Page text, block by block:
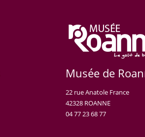
Musée de
22 rue Anatole France
42328 ROANNE
04 77 23 68 77